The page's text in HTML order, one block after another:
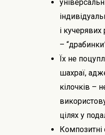
і кучерявих
–
Їх не
шахраї,
кілочків –
цілях у